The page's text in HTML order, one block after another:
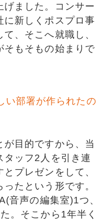
げました。コンサー
に新しくポスプロ事
、そこへ就職し、
そもそもの始まりで
い部署が作られたの
目的ですから、当
タッフ2人を引き連
プレゼンをして、
たという形です。
音声の編集室)1つ、
。そこから1年半く